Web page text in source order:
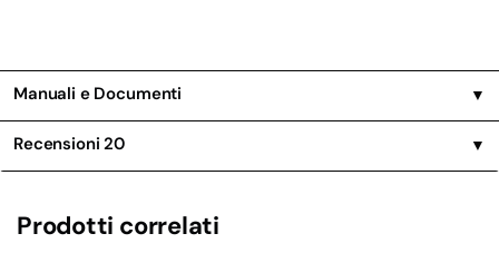
Manuali e Documenti ▼
Recensioni20 ▼
Prodotti correlati